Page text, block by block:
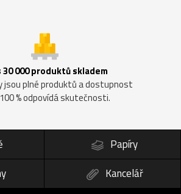
30 000 produktů skladem
jsou plné produktů a dostupnost
% odpovídá skutečnosti.
Papíry
Kancelář